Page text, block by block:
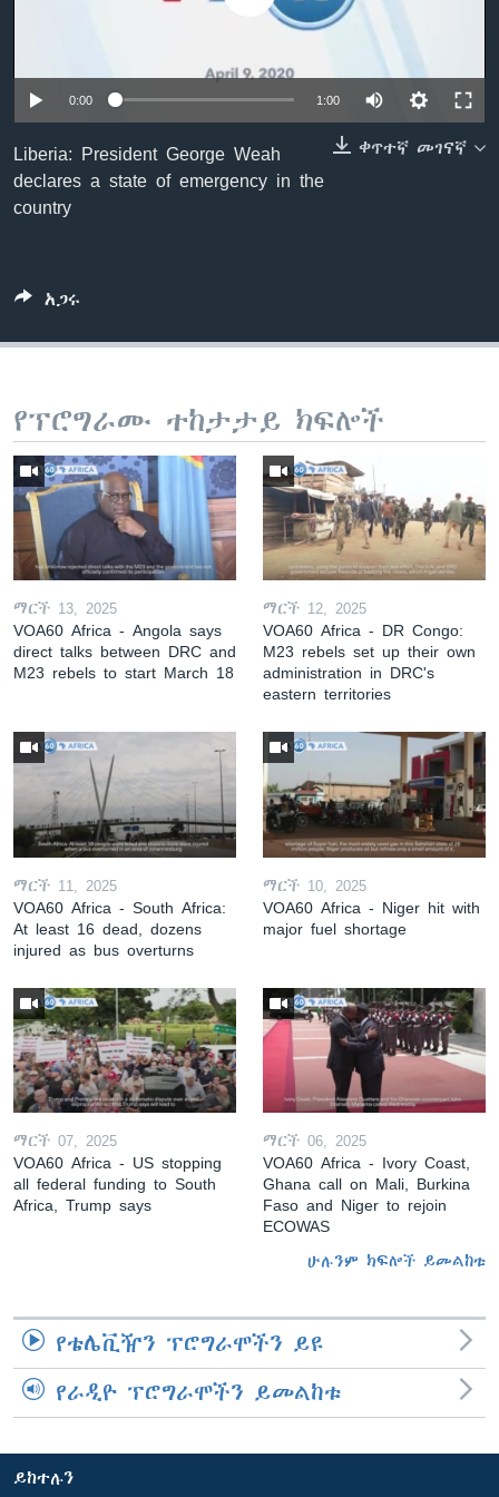
ቋንቋዎች
0:00 1:00
ቀጥተኛ መገናኛ
Liberia: President George Weah
declares a state of emergency in the
country
አጋሩ
የፕሮግራሙ ተከታታይ ክፍሎች
ማርች 13, 2025
VOA60 Africa - Angola says
direct talks between DRC and
M23 rebels to start March 18
ማርች 12, 2025
VOA60 Africa - DR Congo:
M23 rebels set up their own
administration in DRC's
eastern territories
ማርች 11, 2025
VOA60 Africa - South Africa:
At least 16 dead, dozens
injured as bus overturns
ማርች 10, 2025
VOA60 Africa - Niger hit with
major fuel shortage
ማርች 07, 2025
VOA60 Africa - US stopping
all federal funding to South
Africa, Trump says
ማርች 06, 2025
VOA60 Africa - Ivory Coast,
Ghana call on Mali, Burkina
Faso and Niger to rejoin
ECOWAS
ሁሉንም ክፍሎች ይመልከቱ
የቴሌቪዥን ፕሮግራሞችን ይዩ
የራዲዮ ፕሮግራሞችን ይመልከቱ
ይከተሉን